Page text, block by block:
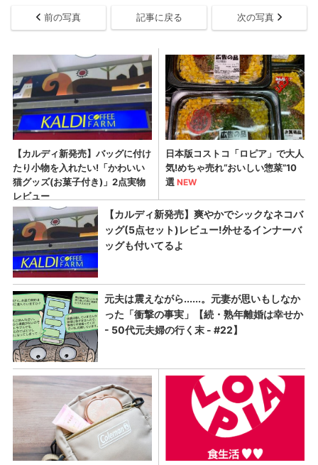
前の写真 記事に戻る 次の写真